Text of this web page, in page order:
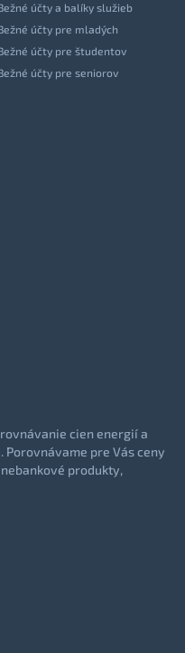
účty a balíky služieb
účty pre mladých
účty pre študentov
účty pre seniorov
cien energií a
pre Vás ceny
produkty,